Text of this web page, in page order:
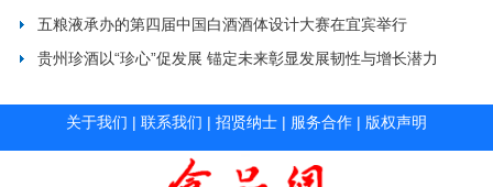
五粮液承办的第四届中国白酒酒体设计大赛在宜宾举行
贵州珍酒以“珍心”促发展 锚定未来彰显发展韧性与增长潜力
关于我们 | 联系我们 | 招贤纳士 | 服务合作 | 版权声明